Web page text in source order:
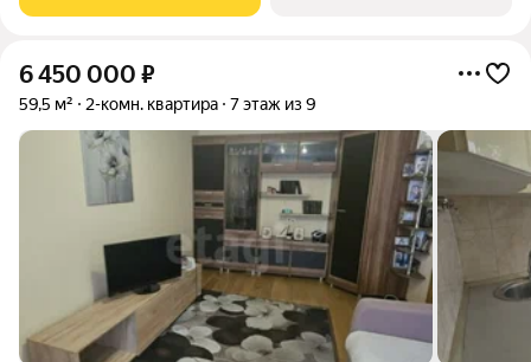
6 450 000 ₽
59,5 м² 2-комн. квартира 7 этаж из 9